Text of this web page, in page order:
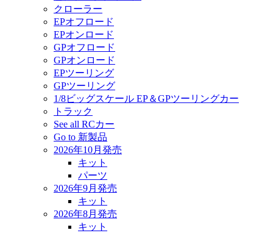
クローラー
EPオフロード
EPオンロード
GPオフロード
GPオンロード
EPツーリング
GPツーリング
1/8ビッグスケール EP＆GPツーリングカー
トラック
See all RCカー
Go to 新製品
2026年10月発売
キット
パーツ
2026年9月発売
キット
2026年8月発売
キット